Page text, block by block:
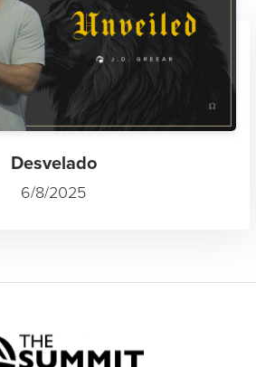
Desvelado
6/8/2025